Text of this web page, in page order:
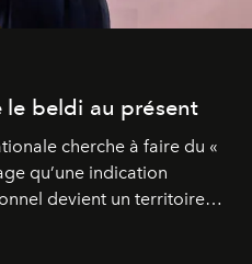
beldi au présent
cherche à faire du «
qu’une indication
devient un territoire
Beldi, Diamantine en
pour l’inscrire dans